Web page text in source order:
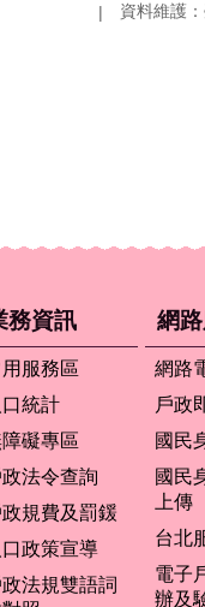
資料維護
務資訊
服務區
口統計
礙專區
政法令查詢
政規費及罰鍰
口政策宣導
政法規雙語詞
網
網路
戶政
國民
國民
上傳
台北
電子
辦及